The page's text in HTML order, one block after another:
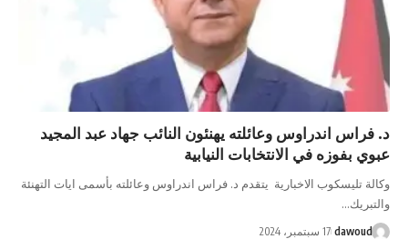
د. فراس اندراوس وعائلته يهنئون النائب جهاد عبد المجيد
عبوي بفوزه في الانتخابات النيابية
وكالة تليسكوب الاخبارية يتقدم د. فراس اندراوس وعائلته بأسمى ايات التهنئة
والتبريك…
dawoud 17 سبتمبر، 2024